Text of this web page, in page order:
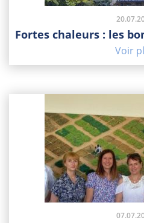
Fortes chaleurs : les
Voir